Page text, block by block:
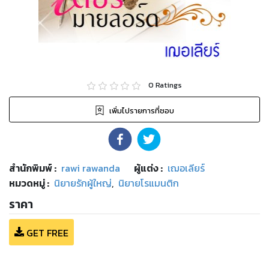
0 Ratings
เพิ่มไปรายการที่ชอบ
สำนักพิมพ์: rawi rawanda ผู้แต่ง : เฌอเลียร์
หมวดหมู่: นิยายรักผู้ใหญ่, นิยายโรแมนติก
ราคา
GET FREE